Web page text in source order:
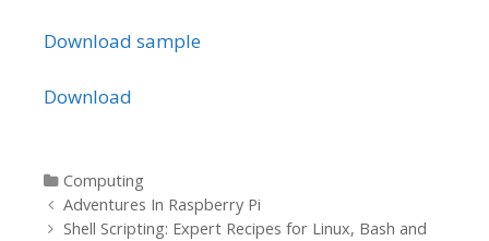
Download sample
Download
Categories
Computing
Post navigation
Adventures In Raspberry Pi
Shell Scripting: Expert Recipes for Linux, Bash and